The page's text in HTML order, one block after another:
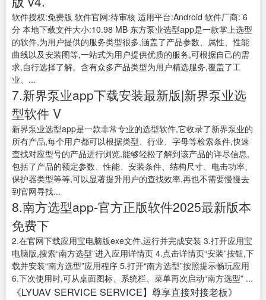
软件授权:免费版 软件官网:待审核 适用平台:Android 软件厂商: 6
分 本地下载文件大小:10.98 MB 东方泵业选型app是一款掌上选型
的软件,为用户提供的服务类型很多,涵盖了产品参数、属性、性能
曲线以及安装图等,一站式为用户提供优质的服务,可根据自己的需
求,自行选择了解。含有众多产品类型为用户精选服务,覆盖了工
业、...
7.新界泵业app下载安装最新版|新界泵业选
型软件 V
新界泵业选型app是一款非常专业的选型软件,它收录了新界泵业的
所有产品,每个用户都可以根据类型、行业、字母等检索条件,快速
查找对应型号的产品进行浏览,能够轻松了解到该产品的详尽信息,
包括了产品的额定参数、性能、安装条件、结构尺寸、电击功率、
保护器类型等等,可以显著提升用户的查找效率,再也不需要慢慢去
到官网寻找...
8.南方选型app-官方正版软件2025最新版本
免费下
2.在官网下载应用宝电脑版exe文件,运行并完成安装 3.打开应用宝
电脑版,搜索“南方选型”进入应用详情页 4.点击详情页“安装”按钮,下
载并安装“南方选型”应用程序 5.打开“南方选型”按照提示畅玩应用
6.下次使用时,可从桌面图标、系统栏、菜单再次启动“南方选型” ...
《LYUAV SERVICE SERVICE】尊享直接对接老板》